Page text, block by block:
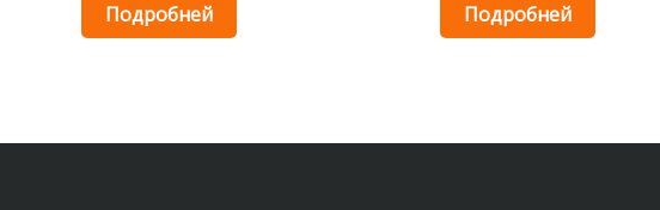
Подробней Подробней